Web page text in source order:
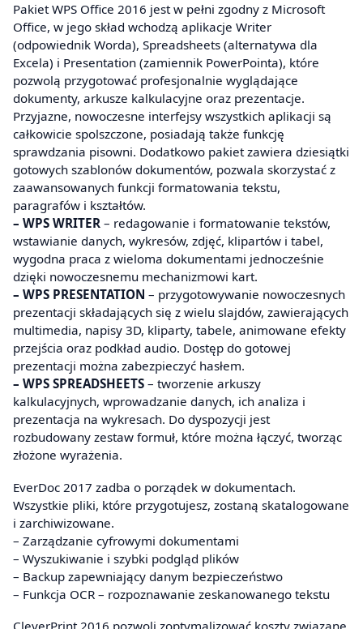
Pakiet WPS Office 2016 jest w pełni zgodny z Microsoft
Office, w jego skład wchodzą aplikacje Writer
(odpowiednik Worda), Spreadsheets (alternatywa dla
Excela) i Presentation (zamiennik PowerPointa), które
pozwolą przygotować profesjonalnie wyglądające
dokumenty, arkusze kalkulacyjne oraz prezentacje.
Przyjazne, nowoczesne interfejsy wszystkich aplikacji są
całkowicie spolszczone, posiadają także funkcję
sprawdzania pisowni. Dodatkowo pakiet zawiera dziesiątki
gotowych szablonów dokumentów, pozwala skorzystać z
zaawansowanych funkcji formatowania tekstu,
paragrafów i kształtów.
– WPS WRITER – redagowanie i formatowanie tekstów,
wstawianie danych, wykresów, zdjęć, klipartów i tabel,
wygodna praca z wieloma dokumentami jednocześnie
dzięki nowoczesnemu mechanizmowi kart.
– WPS PRESENTATION – przygotowywanie nowoczesnych
prezentacji składających się z wielu slajdów, zawierających
multimedia, napisy 3D, kliparty, tabele, animowane efekty
przejścia oraz podkład audio. Dostęp do gotowej
prezentacji można zabezpieczyć hasłem.
– WPS SPREADSHEETS – tworzenie arkuszy
kalkulacyjnych, wprowadzanie danych, ich analiza i
prezentacja na wykresach. Do dyspozycji jest
rozbudowany zestaw formuł, które można łączyć, tworząc
złożone wyrażenia.
EverDoc 2017 zadba o porządek w dokumentach.
Wszystkie pliki, które przygotujesz, zostaną skatalogowane
i zarchiwizowane.
– Zarządzanie cyfrowymi dokumentami
– Wyszukiwanie i szybki podgląd plików
– Backup zapewniający danym bezpieczeństwo
– Funkcja OCR – rozpoznawanie zeskanowanego tekstu